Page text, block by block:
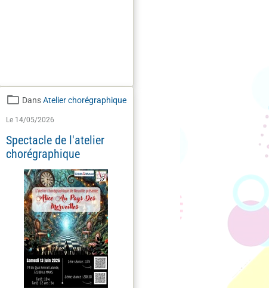
Dans Atelier chorégraphique
Le 14/05/2026
Spectacle de l'atelier
chorégraphique